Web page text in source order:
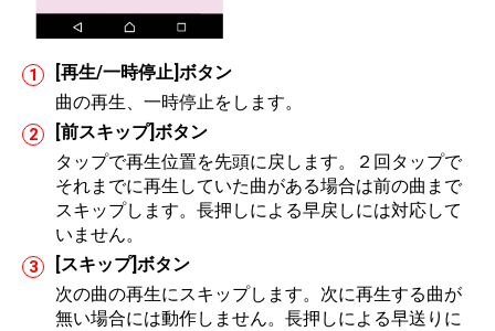
[再生/一時停止]ボタン
曲の再生、一時停止をします。
[前スキップ]ボタン
タップで再生位置を先頭に戻します。２回タップで
それまでに再生していた曲がある場合は前の曲まで
スキップします。長押しによる早戻しには対応して
いません。
[スキップ]ボタン
次の曲の再生にスキップします。次に再生する曲が
無い場合には動作しません。長押しによる早送りに